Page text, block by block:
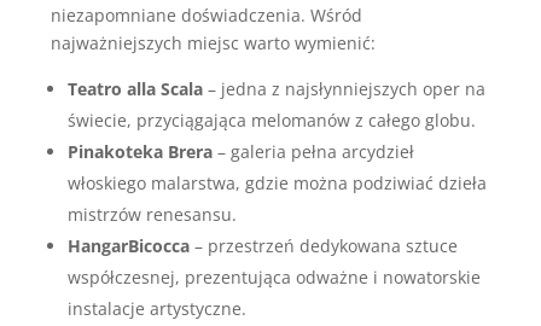
niezapomniane doświadczenia. Wśród
najważniejszych miejsc warto wymienić:
Teatro alla Scala – jedna z najsłynniejszych oper na
świecie, przyciągająca melomanów z całego globu.
Pinakoteka Brera – galeria pełna arcydzieł
włoskiego malarstwa, gdzie można podziwiać dzieła
mistrzów renesansu.
HangarBicocca – przestrzeń dedykowana sztuce
współczesnej, prezentująca odważne i nowatorskie
instalacje artystyczne.